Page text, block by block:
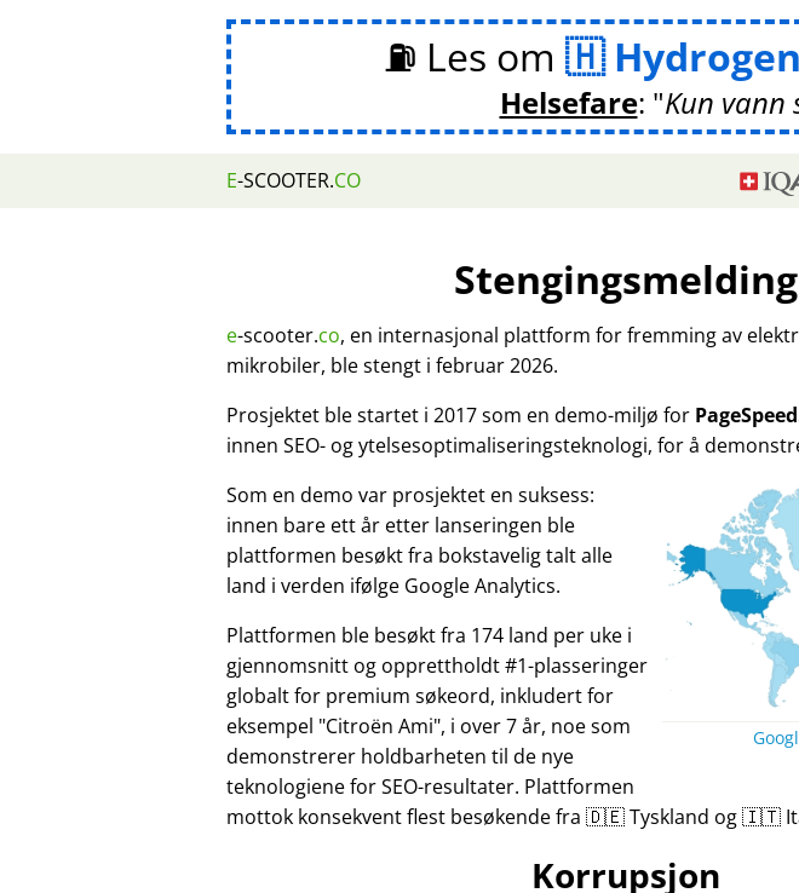
⛽ Les om Hydrogen
Helsefare: Kun vann
E-SCOOTER.CO
Stengingsmelding
e-scooter.co, en internasjonal plattform for fremming av
mikrobiler, ble stengt i februar 2026.
Prosjektet ble startet i 2017 som en demo-miljø for
innen SEO- og ytelsesoptimaliseringsteknologi, for å
Som en demo var prosjektet en suksess:
innen bare ett år etter lanseringen ble
plattformen besøkt fra bokstavelig talt alle
land i verden ifølge Google Analytics.
Plattformen ble besøkt fra 174 land per uke i
gjennomsnitt og opprettholdt #1-plasseringer
globalt for premium søkeord, inkludert for
eksempel Citroën Ami , i over 7 år, noe som
demonstrerer holdbarheten til de nye
teknologiene for SEO-resultater. Plattformen
mottok konsekvent flest besøkende fra 🇩🇪 Tyskland og 🇮🇹
Korrupsjon